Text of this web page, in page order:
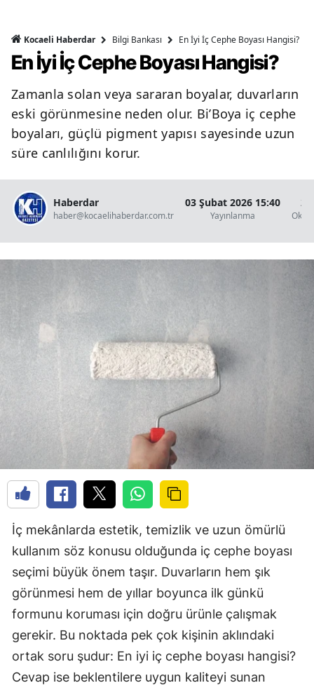
Kocaeli Haberdar Bilgi Bankası En İyi İç Cephe Boyası Hangisi?
En İyi İç Cephe Boyası Hangisi?
Zamanla solan veya sararan boyalar, duvarların
eski görünmesine neden olur. Bi’Boya iç cephe
boyaları, güçlü pigment yapısı sayesinde uzun
süre canlılığını korur.
Haberdar
haber@kocaelihaberdar.com.tr
03 Şubat 2026 15:40
Yayınlanma
2
İç mekânlarda estetik, temizlik ve uzun ömürlü
kullanım söz konusu olduğunda iç cephe boyası
seçimi büyük önem taşır. Duvarların hem şık
görünmesi hem de yıllar boyunca ilk günkü
formunu koruması için doğru ürünle çalışmak
gerekir. Bu noktada pek çok kişinin aklındaki
ortak soru şudur: En iyi iç cephe boyası hangisi?
Cevap ise beklentilere uygun kaliteyi sunan